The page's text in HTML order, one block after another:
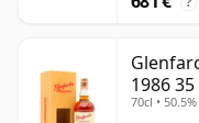
1986
70cl • 50.5%